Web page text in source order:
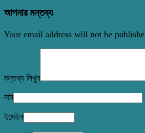
আপনার মন্তব্য
Your email address will not be
মন্তব্য লিখুন
নাম
ইমেইল